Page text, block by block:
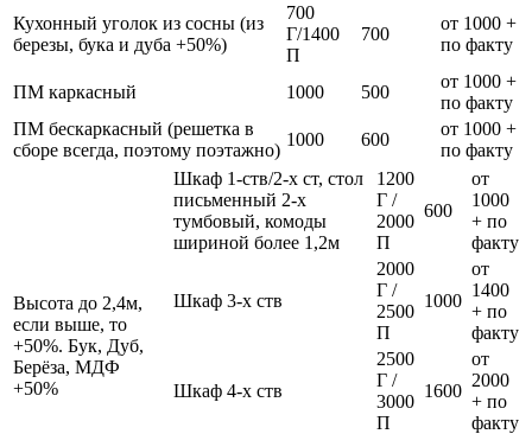
Кухонный уголок из сосны (из
березы, бука и дуба +50%)
700
Г/1400
П
700
от 1000 +
по факту
ПМ каркасный 1000 500
от 1000 +
по факту
ПМ бескаркасный (решетка в
сборе всегда, поэтому поэтажно)
1000 600
от 1000 +
по факту
Высота до 2,4м,
если выше, то
+50%. Бук, Дуб,
Берёза, МДФ
+50%
Шкаф 1-ств/2-х ст, стол
письменный 2-х
тумбовый, комоды
шириной более 1,2м
1200
Г /
2000
П
600
от
1000
+ по
факту
Шкаф 3-х ств
2000
Г /
2500
П
1000
от
1400
+ по
факту
Шкаф 4-х ств
2500
Г /
3000
П
1600
от
2000
+ по
факту